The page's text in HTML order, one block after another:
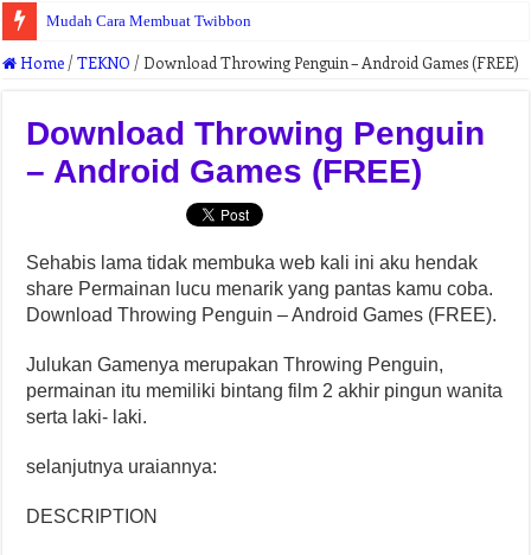
Mudah Cara Membuat Twibbon
Home /TEKNO /Download Throwing Penguin – Android Games (FREE)
Download Throwing Penguin
– Android Games (FREE)
Sehabis lama tidak membuka web kali ini aku hendak
share Permainan lucu menarik yang pantas kamu coba.
Download Throwing Penguin – Android Games (FREE).
Julukan Gamenya merupakan Throwing Penguin,
permainan itu memiliki bintang film 2 akhir pingun wanita
serta laki- laki.
selanjutnya uraiannya:
DESCRIPTION